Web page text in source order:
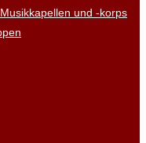
und -korps